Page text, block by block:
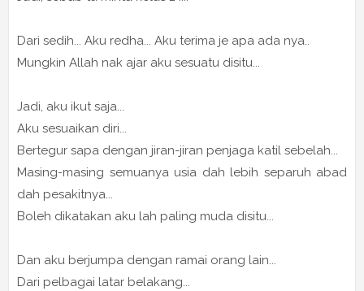
Dari sedih... Aku redha... Aku terima je apa ada nya..
Mungkin Allah nak ajar aku sesuatu disitu...
Jadi, aku ikut saja...
Aku sesuaikan diri...
Bertegur sapa dengan jiran-jiran penjaga katil sebelah...
Masing-masing semuanya usia dah lebih separuh abad
dah pesakitnya...
Boleh dikatakan aku lah paling muda disitu...
Dan aku berjumpa dengan ramai orang lain...
Dari pelbagai latar belakang...